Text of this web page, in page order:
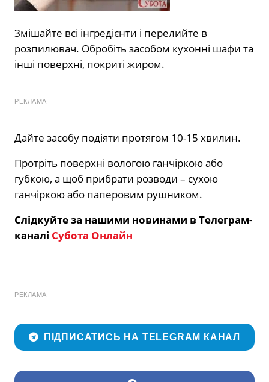
Змішайте всі інгредієнти і перелийте в
розпилювач. Обробіть засобом кухонні шафи та
інші поверхні, покриті жиром.
РЕКЛАМА
Дайте засобу подіяти протягом 10-15 хвилин.
Протріть поверхні вологою ганчіркою або
губкою, а щоб прибрати розводи – сухою
ганчіркою або паперовим рушником.
Слідкуйте за нашими новинами в Телеграм-
каналі Субота Онлайн
РЕКЛАМА
ПІДПИСАТИСЬ НА TELEGRAM КАНАЛ